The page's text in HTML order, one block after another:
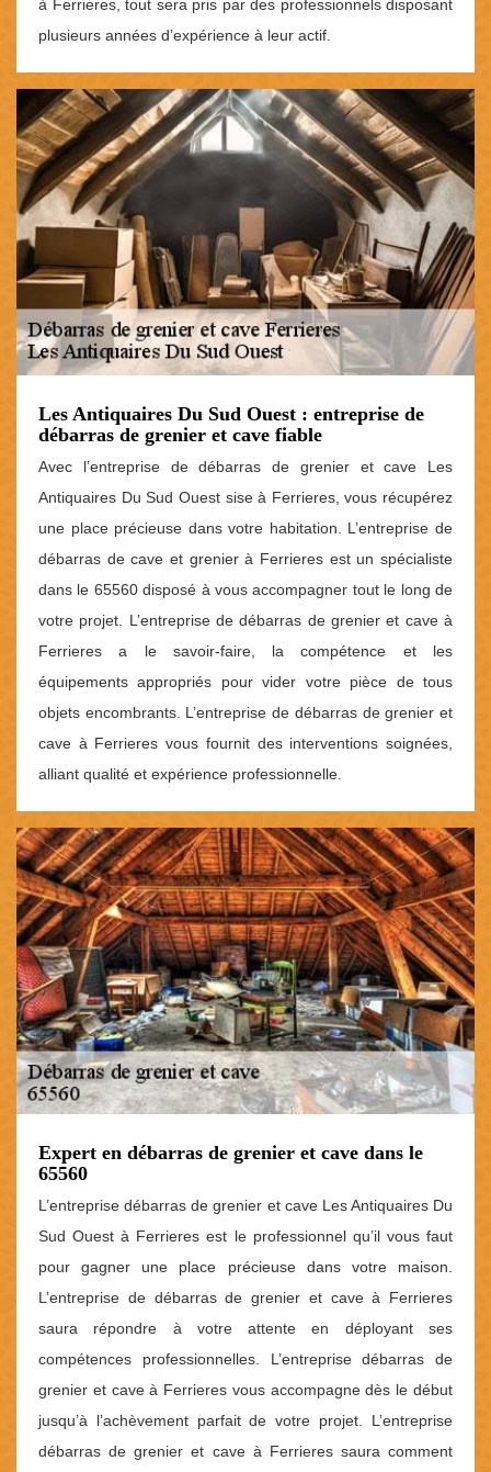
à Ferrieres, tout sera pris par des professionnels disposant
plusieurs années d’expérience à leur actif.
Les Antiquaires Du Sud Ouest : entreprise de
débarras de grenier et cave fiable
Avec l’entreprise de débarras de grenier et cave Les
Antiquaires Du Sud Ouest sise à Ferrieres, vous récupérez
une place précieuse dans votre habitation. L’entreprise de
débarras de cave et grenier à Ferrieres est un spécialiste
dans le 65560 disposé à vous accompagner tout le long de
votre projet. L’entreprise de débarras de grenier et cave à
Ferrieres a le savoir-faire, la compétence et les
équipements appropriés pour vider votre pièce de tous
objets encombrants. L’entreprise de débarras de grenier et
cave à Ferrieres vous fournit des interventions soignées,
alliant qualité et expérience professionnelle.
Expert en débarras de grenier et cave dans le
65560
L’entreprise débarras de grenier et cave Les Antiquaires Du
Sud Ouest à Ferrieres est le professionnel qu’il vous faut
pour gagner une place précieuse dans votre maison.
L’entreprise de débarras de grenier et cave à Ferrieres
saura répondre à votre attente en déployant ses
compétences professionnelles. L’entreprise débarras de
grenier et cave à Ferrieres vous accompagne dès le début
jusqu’à l’achèvement parfait de votre projet. L’entreprise
débarras de grenier et cave à Ferrieres saura comment